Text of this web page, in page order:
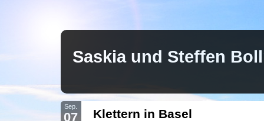
Saskia und Steffen
Sep.
07 Klettern in Basel